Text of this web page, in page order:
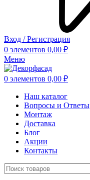
Вход / Регистрация
0 элементов 0,00 ₽
Меню
0 элементов 0,00 ₽
Наш каталог
Вопросы и Ответы
Монтаж
Доставка
Блог
Акции
Контакты